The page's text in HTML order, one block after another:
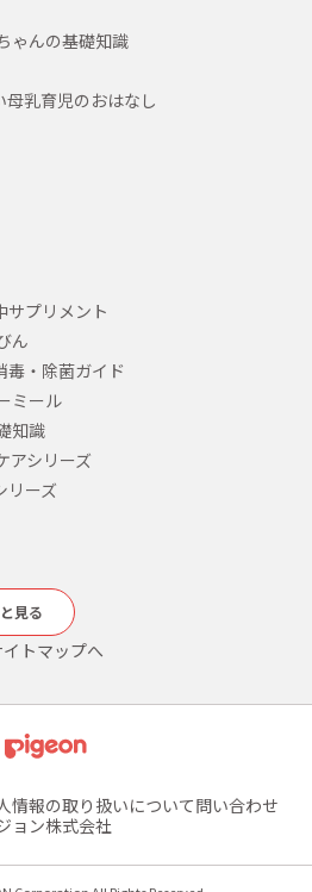
ゃんの基礎知識
乳育児のおはなし
サプリメント
ん
毒・除菌ガイド
ミール
知識
アシリーズ
リーズ
見る
イトマップへ
情報の取り扱いについて問い合わせ
ョン株式会社